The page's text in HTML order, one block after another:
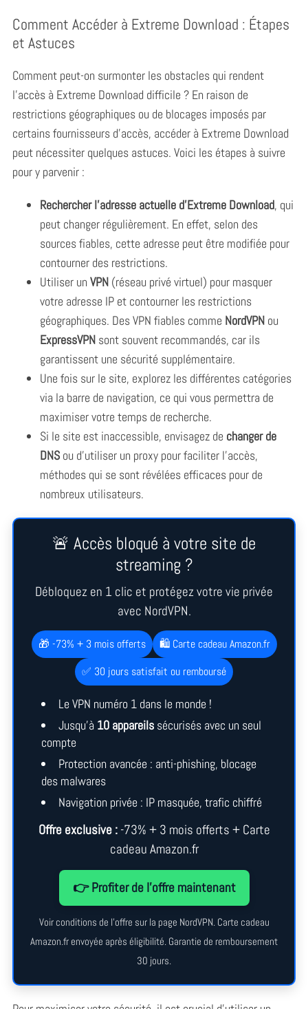
Comment Accéder à Extreme Download : Étapes
et Astuces
Comment peut-on surmonter les obstacles qui rendent
l’accès à Extreme Download difficile ? En raison de
restrictions géographiques ou de blocages imposés par
certains fournisseurs d’accès, accéder à Extreme Download
peut nécessiter quelques astuces. Voici les étapes à suivre
pour y parvenir :
Rechercher l’adresse actuelle d’Extreme Download, qui
peut changer régulièrement. En effet, selon des
sources fiables, cette adresse peut être modifiée pour
contourner des restrictions.
Utiliser un VPN(réseau privé virtuel) pour masquer
votre adresse IP et contourner les restrictions
géographiques. Des VPN fiables comme NordVPNou
ExpressVPNsont souvent recommandés, car ils
garantissent une sécurité supplémentaire.
Une fois sur le site, explorez les différentes catégories
via la barre de navigation, ce qui vous permettra de
maximiser votre temps de recherche.
Si le site est inaccessible, envisagez de changer de
DNSou d’utiliser un proxy pour faciliter l’accès,
méthodes qui se sont révélées efficaces pour de
nombreux utilisateurs.
🚨 Accès bloqué à votre site de
streaming ?
Débloquez en 1 clic et protégez votre vie privée
avec NordVPN.
🎁 -73% + 3 mois offerts
🛍️ Carte cadeau Amazon.fr
✅ 30 jours satisfait ou remboursé
Le VPN numéro 1 dans le monde !
Jusqu’à 10 appareilssécurisés avec un seul
compte
Protection avancée : anti-phishing, blocage
des malwares
Navigation privée : IP masquée, trafic chiffré
Offre exclusive :-73% + 3 mois offerts + Carte
cadeau Amazon.fr
👉 Profiter de l’offre maintenant
Voir conditions de l’offre sur la page NordVPN. Carte cadeau
Amazon.fr envoyée après éligibilité. Garantie de remboursement
30 jours.